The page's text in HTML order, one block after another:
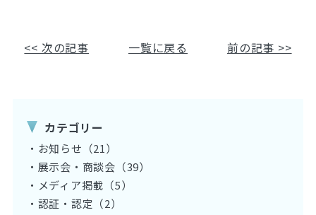
<< 次の記事 一覧に戻る 前の記事 >>
カテゴリー
・お知らせ（21）
・展示会・商談会（39）
・メディア掲載（5）
・認証・認定（2）